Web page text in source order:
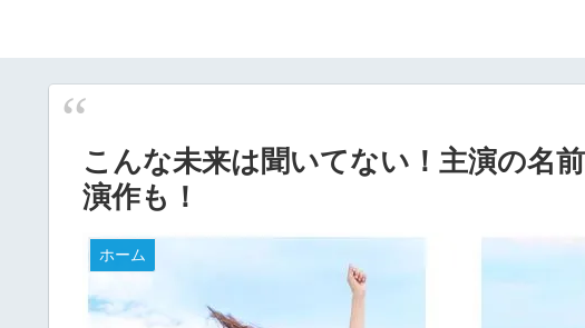
こんな未来は聞いてない！主演の名
演作も！
ホーム